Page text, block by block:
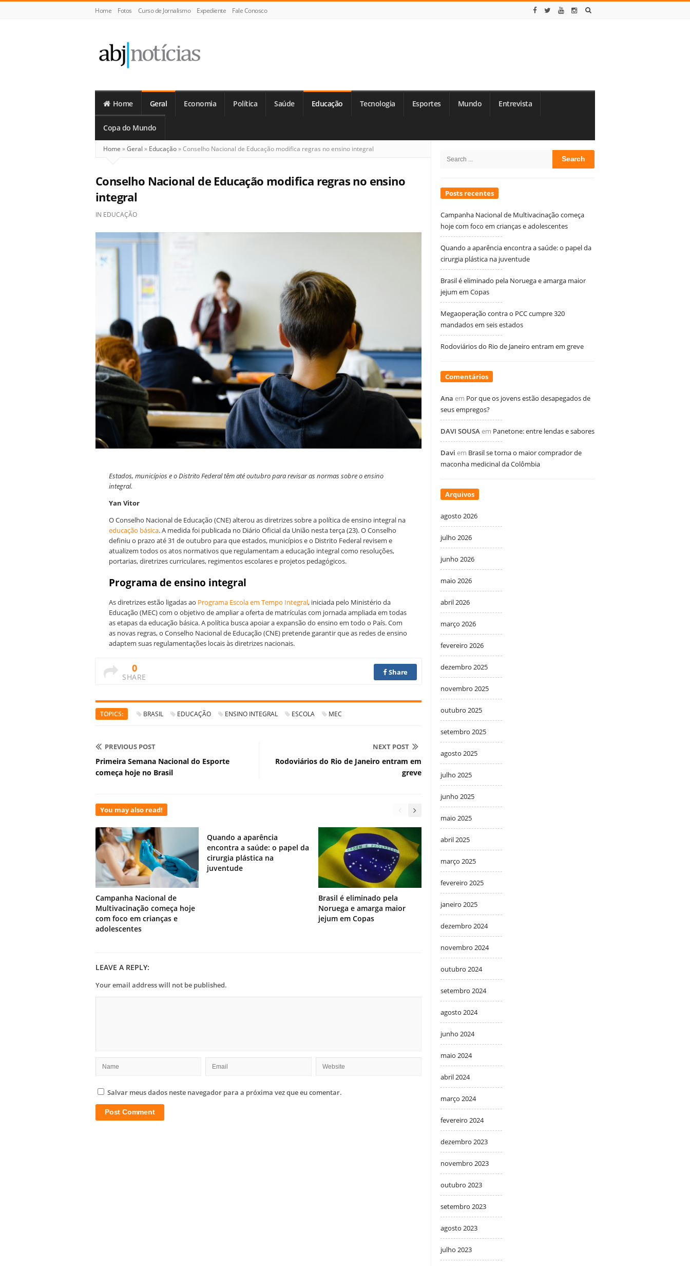
Home Fotos Curso de Jornalismo Expediente Fale Conosco
Notícias
Home Geral Economia Política Saúde Educação Tecnologia Esportes Mundo Entrevista
Copa do Mundo
Home »Geral » Educação»Conselho Nacional de Educação modifica regras no ensino integral
Conselho Nacional de Educação modifica regras no ensino
integral
IN EDUCAÇÃO
Estados, municípios e o Distrito Federal têm até outubro para revisar as normas sobre o ensino
integral.
Yan Vitor
O Conselho Nacional de Educação (CNE) alterou as diretrizes sobre a política de ensino integral na
educação básica. A medida foi publicada no Diário Oficial da União nesta terça (23). O Conselho
definiu o prazo até 31 de outubro para que estados, municípios e o Distrito Federal revisem e
atualizem todos os atos normativos que regulamentam a educação integral como resoluções,
portarias, diretrizes curriculares, regimentos escolares e projetos pedagógicos.
Programa de ensino integral
As diretrizes estão ligadas ao Programa Escola em Tempo Integral, iniciada pelo Ministério da
Educação (MEC) com o objetivo de ampliar a oferta de matrículas com jornada ampliada em todas
as etapas da educação básica. A política busca apoiar a expansão do ensino em todo o País. Com
as novas regras, o Conselho Nacional de Educação (CNE) pretende garantir que as redes de ensino
adaptem suas regulamentações locais às diretrizes nacionais.
0
SHARE
Share
TOPICS: BRASIL EDUCAÇÃO ENSINO INTEGRAL ESCOLA MEC
PREVIOUS POST
Primeira Semana Nacional do Esporte
começa hoje no Brasil
NEXT POST
Rodoviários do Rio de Janeiro entram em
greve
You may also read!
Campanha Nacional de
Multivacinação começa hoje
com foco em crianças e
adolescentes
Quando a aparência
encontra a saúde: o papel da
cirurgia plástica na
juventude
Brasil é eliminado pela
Noruega e amarga maior
jejum em Copas
LEAVE A REPLY:
Your email address will not be published.
Salvar meus dados neste navegador para a próxima vez que eu comentar.
Sidebar
Search
Posts recentes
Campanha Nacional de Multivacinação começa
hoje com foco em crianças e adolescentes
Quando a aparência encontra a saúde: o papel da
cirurgia plástica na juventude
Brasil é eliminado pela Noruega e amarga maior
jejum em Copas
Megaoperação contra o PCC cumpre 320
mandados em seis estados
Rodoviários do Rio de Janeiro entram em greve
Comentários
Ana em Por que os jovens estão desapegados de
seus empregos?
DAVI SOUSAem Panetone: entre lendas e sabores
Davi em Brasil se torna o maior comprador de
maconha medicinal da Colômbia
Arquivos
agosto 2026
julho 2026
junho 2026
maio 2026
abril 2026
março 2026
fevereiro 2026
dezembro 2025
novembro 2025
outubro 2025
setembro 2025
agosto 2025
julho 2025
junho 2025
maio 2025
abril 2025
março 2025
fevereiro 2025
janeiro 2025
dezembro 2024
novembro 2024
outubro 2024
setembro 2024
agosto 2024
junho 2024
maio 2024
abril 2024
março 2024
fevereiro 2024
dezembro 2023
novembro 2023
outubro 2023
setembro 2023
agosto 2023
julho 2023